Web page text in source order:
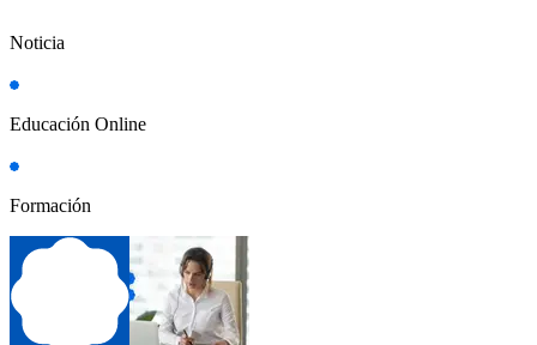
Noticia
Educación Online
Formación